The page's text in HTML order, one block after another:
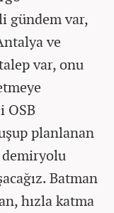
gündem var,
ve
var, onu
OSB
planlanan
demiryolu
Batman
hızla katma